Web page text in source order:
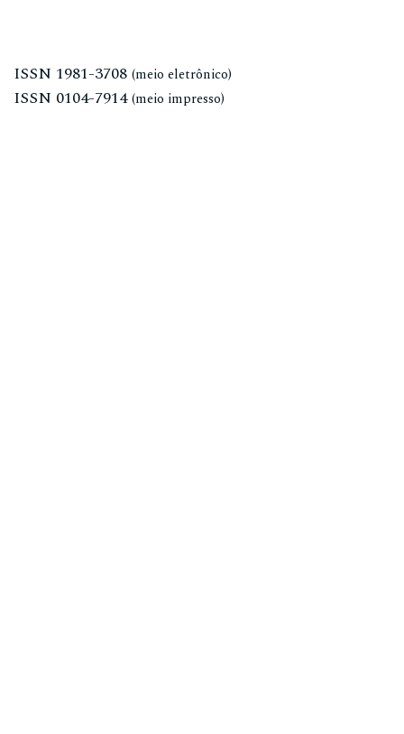
ISSN 1981-3708 (meio eletrônico)
ISSN 0104-7914 (meio impresso)